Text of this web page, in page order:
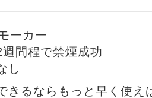
ーカー
間程で禁煙成功
し
きるならもっと早く使え